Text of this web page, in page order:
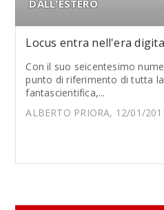
DALL'ESTERO
Locus entra nell'era
Con il suo seicentesimo
punto di riferimento di tutta
fantascientifica,...
ALBERTO PRIORA, 12/01/